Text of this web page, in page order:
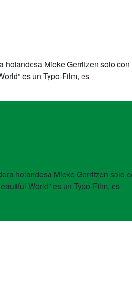
holandesa Mieke Gerritzen solo
es un Typo-Film, es
holandesa Mieke Gerritzen
World” es un Typo-Film, es